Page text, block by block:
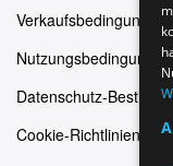
Verkaufsbedingungen
Nutzungsbedingungen
Datenschutz-
Cookie-Richtlinien